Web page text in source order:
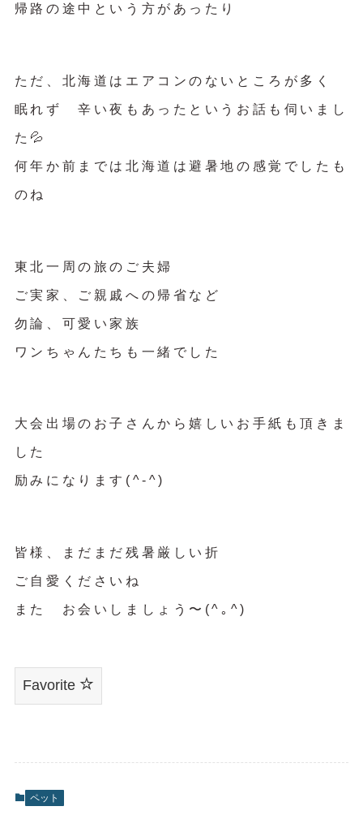
帰路の途中という方があったり
ただ、北海道はエアコンのないところが多く
眠れず 辛い夜もあったというお話も伺いまし
た💦
何年か前までは北海道は避暑地の感覚でしたも
のね
東北一周の旅のご夫婦
ご実家、ご親戚への帰省など
勿論、可愛い家族
ワンちゃんたちも一緒でした
大会出場のお子さんから嬉しいお手紙も頂きま
した
励みになります(^-^)
皆様、まだまだ残暑厳しい折
ご自愛くださいね
また お会いしましょう〜(^｡^)
Favorite
ペット